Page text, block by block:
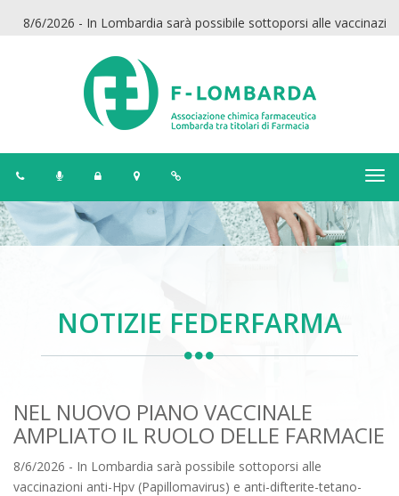
- In Lombardia sarà possibile sottoporsi alle vaccinazioni
NOTIZIE FEDERFARMA
NEL NUOVO PIANO VACCINALE
AMPLIATO IL RUOLO DELLE FARMACIE
8/6/2026 - In Lombardia sarà possibile sottoporsi alle
vaccinazioni anti-Hpv (Papillomavirus) e anti-difterite-tetano-